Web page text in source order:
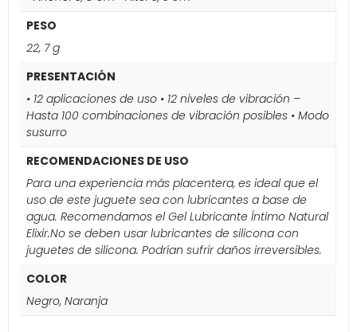
PESO
22, 7 g
PRESENTACIÓN
• 12 aplicaciones de uso • 12 niveles de vibración –
Hasta 100 combinaciones de vibración posibles • Modo
susurro
RECOMENDACIONES DE USO
Para una experiencia más placentera, es ideal que el
uso de este juguete sea con lubricantes a base de
agua. Recomendamos el Gel Lubricante Íntimo Natural
Elixir.No se deben usar lubricantes de silicona con
juguetes de silicona. Podrían sufrir daños irreversibles.
COLOR
Negro, Naranja